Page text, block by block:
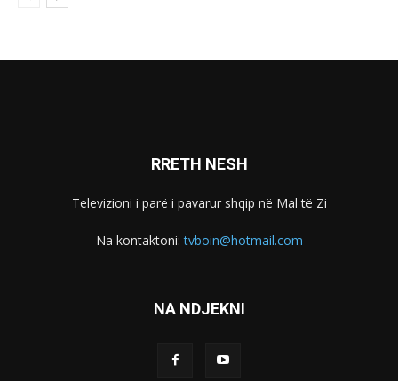
RRETH NESH
Televizioni i parë i pavarur shqip në Mal të Zi
Na kontaktoni:tvboin@hotmail.com
NA NDJEKNI